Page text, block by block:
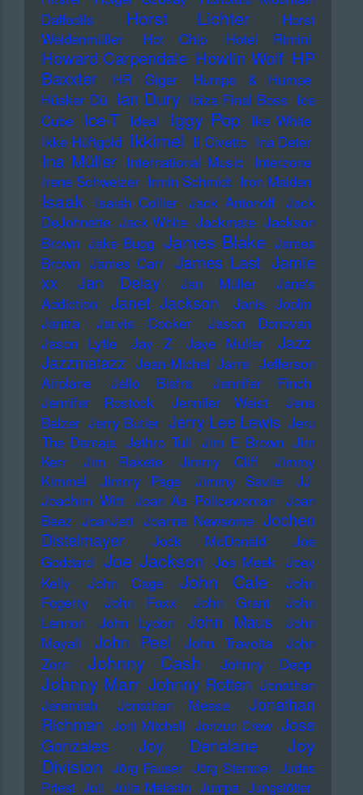
Daffodils
Horst Lichter
Horst
Weidenmüller
Hot Chip Hotel Rimini
Howard Carpendale Howlin Wolf HP
Baxxter
HR Giger
Humpe & Humpe
Hüsker Dü Ian Dury Ibiza Final Boss Ice
Cube
Ice-T Ideal Iggy Pop Ike White
Ikke Hüftgold Ikkimel Il Civetto Ina Deter
Ina Müller International Music Interzone
Irene Schweizer Irmin Schmidt Iron Maiden
Isaak Isaiah Collier Jack Antonoff Jack
DeJohnette Jack White Jackmate Jackson
Brown Jake Bugg James Blake James
Brown James Carr James Last Jamie
xx
Jan Delay Jan Müller
Jane's
Addiction
Janet Jackson
Janis Joplin
Jantra
Jarvis Cocker
Jason Donovan
Jason Lytle
Jay Z Jaye Muller
Jazz
Jazzmatazz Jean-Michel Jarre Jefferson
Airplane
Jello Biafra
Jennifer Finch
Jennifer Rostock
Jennifer Weist
Jens
Balzer Jerry Butler Jerry Lee Lewis Jeru
The Damaja Jethro Tull Jim E Brown Jim
Kerr
Jim Rakete Jimmy Cliff
Jimmy
Kimmel
Jimmy Page Jimmy Savile
JJ
Joachim Witt Joan As Policewoman Joan
Baez JoanJett Joanna Newsome Jochen
Distelmayer
Jock McDonald
Joe
Goddard Joe Jackson Joe Meek Joey
Kelly
John Cage John Cale
John
Fogerty
John Foxx John Grant
John
Lennon
John Lydon John Maus
John
Mayall
John Peel John Travolta
John
Zorn
Johnny Cash Johnny Depp
Johnny Marr Johnny Rotten Jonathan
Jeremiah
Jonathan Meese
Jonathan
Richman Joni Mitchell Jonzun Crew Jose
Gonzales
Joy Denalane
Joy
Division Jörg Fauser Jörg Stempel Judas
Priest Juli Julia Meladin Jumpa Jungstötter